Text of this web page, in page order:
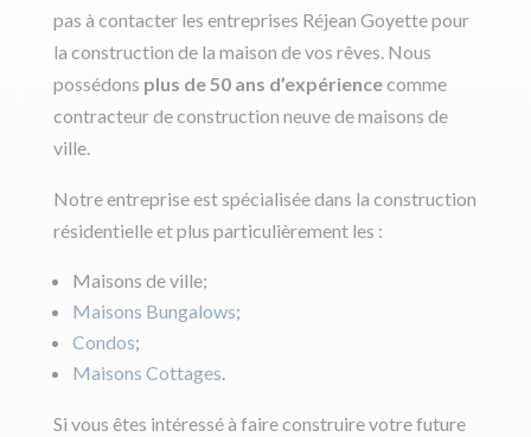
pas à contacter les entreprises Réjean Goyette pour
la construction de la maison de vos rêves. Nous
possédons plus de 50 ans d’expériencecomme
contracteur de construction neuve de maisons de
ville.
Notre entreprise est spécialisée dans la construction
résidentielle et plus particulièrement les :
Maisons de ville;
Maisons Bungalows;
Condos;
Maisons Cottages.
Si vous êtes intéressé à faire construire votre future